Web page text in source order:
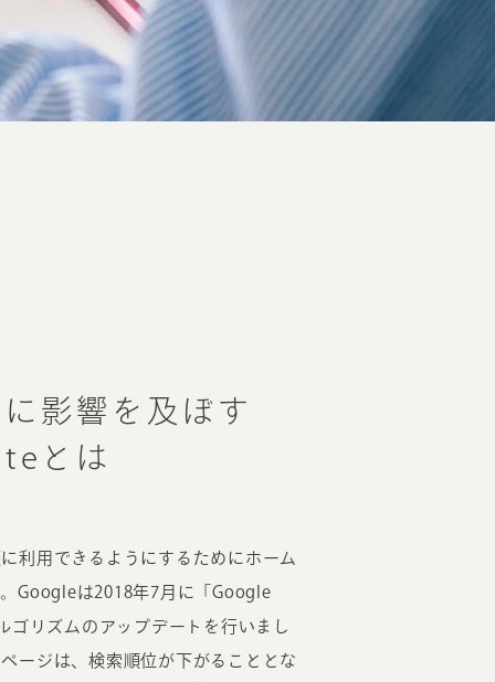
影響を及ぼす
とは
利用できるようにするためにホーム
Googleは2018年7月に「Google
リズムのアップデートを行いまし
ージは、検索順位が下がることとな